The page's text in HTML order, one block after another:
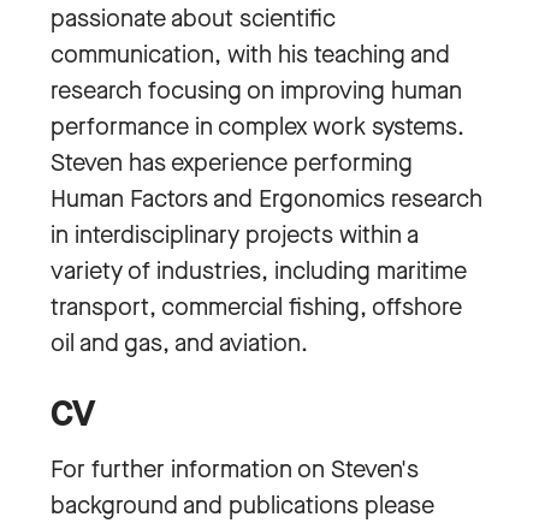
passionate about scientific
communication, with his teaching and
research focusing on improving human
performance in complex work systems.
Steven has experience performing
Human Factors and Ergonomics research
in interdisciplinary projects within a
variety of industries, including maritime
transport, commercial fishing, offshore
oil and gas, and aviation.
CV
For further information on Steven's
background and publications please